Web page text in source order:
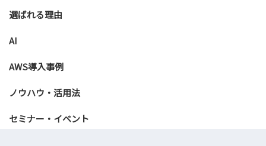
選ばれる理由
AI
AWS導入事例
ノウハウ・活用法
セミナー・イベント